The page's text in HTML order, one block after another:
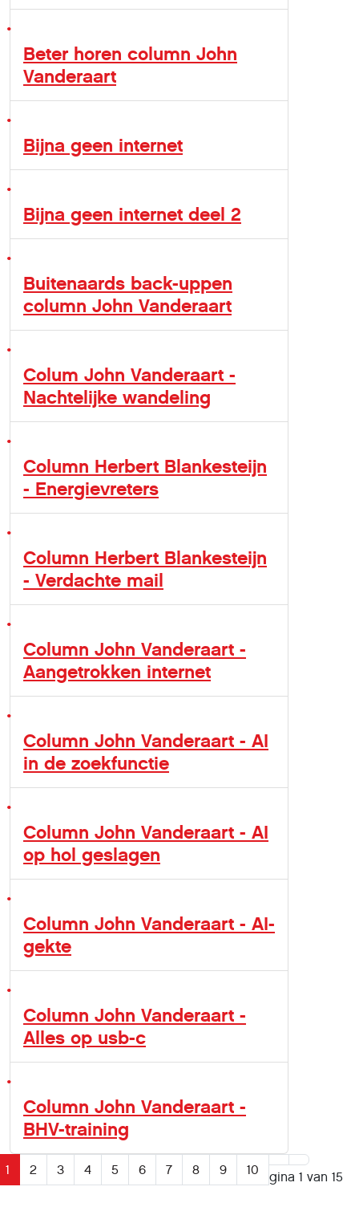
Beter horen column John
Vanderaart
Bijna geen internet
Bijna geen internet deel 2
Buitenaards back-uppen
column John Vanderaart
Colum John Vanderaart -
Nachtelijke wandeling
Column Herbert Blankesteijn
- Energievreters
Column Herbert Blankesteijn
- Verdachte mail
Column John Vanderaart -
Aangetrokken internet
Column John Vanderaart - AI
in de zoekfunctie
Column John Vanderaart - AI
op hol geslagen
Column John Vanderaart - AI-
gekte
Column John Vanderaart -
Alles op usb-c
Column John Vanderaart -
BHV-training
Pagina 1 van 15
1 2 3 4 5 6 7 8 9 10